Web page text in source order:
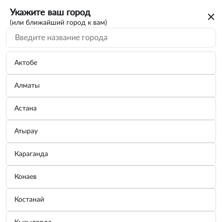
Укажите ваш город
(или ближайший город к вам)
Актобе
Алматы
Астана
Атырау
Караганда
Конаев
Костанай
Грузик балансировочный набивной для
стальных дисков 55г.
Бренд:Россия